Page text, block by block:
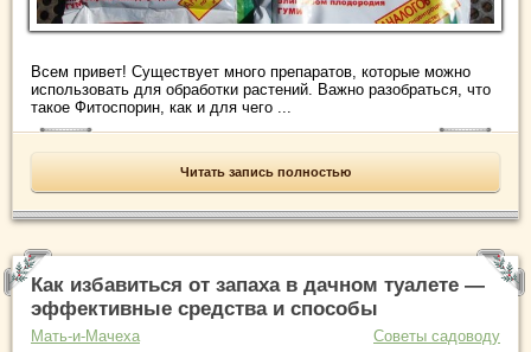
Всем привет! Существует много препаратов, которые можно
использовать для обработки растений. Важно разобраться, что
такое Фитоспорин, как и для чего ...
Читать запись полностью
Как избавиться от запаха в дачном туалете —
эффективные средства и способы
Мать-и-Мачеха Советы садоводу